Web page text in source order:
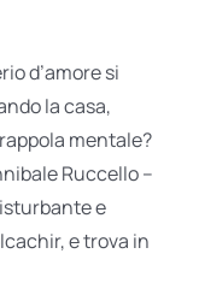
d’amore si
la casa,
mentale?
Ruccello –
e
e trova in